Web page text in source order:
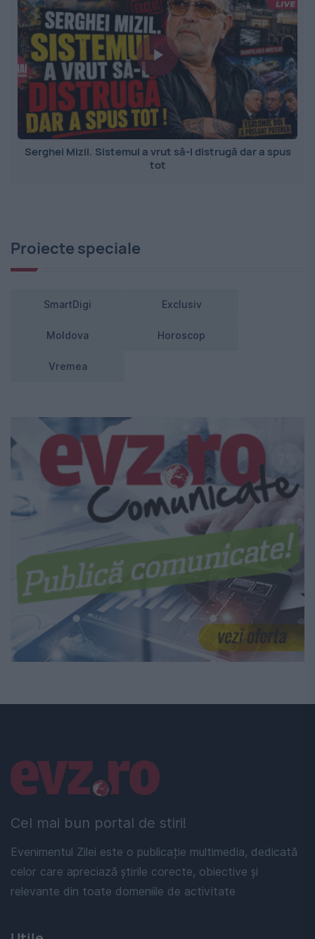
Serghei Mizil. Sistemul a vrut să-l distrugă dar a spus
tot
Proiecte speciale
SmartDigi Exclusiv
Moldova Horoscop
Vremea
Cel mai bun portal de stiri!
Evenimentul Zilei este o publicație multimedia, dedicată
celor care apreciază știrile corecte, obiective și
relevante din toate domeniile de activitate
Linkuri utile